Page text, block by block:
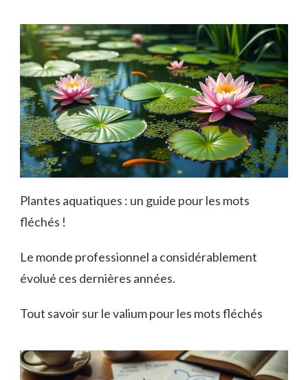
Plantes aquatiques : un guide pour les mots
fléchés !
Le monde professionnel a considérablement
évolué ces dernières années.
Tout savoir sur le valium pour les mots fléchés